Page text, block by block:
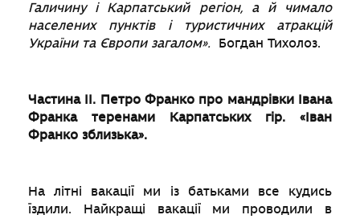
Галичину і Карпатський регіон, а й чимало
населених пунктів і туристичних атракцій
України та Європи загалом». Богдан Тихолоз.
Частина ІІ. Петро Франко про мандрівки Івана
Франка теренами Карпатських гір. «Іван
Франко зблизька».
На літні вакації ми із батьками все кудись
їздили. Найкращі вакації ми проводили в